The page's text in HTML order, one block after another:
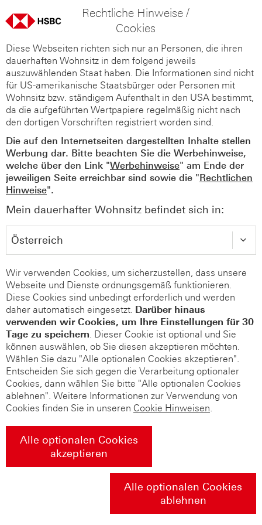
Rechtliche Hinweise /
Cookies
Diese Webseiten richten sich nur an Personen, die ihren
dauerhaften Wohnsitz in dem folgend jeweils
auszuwählenden Staat haben. Die Informationen sind nicht
für US-amerikanische Staatsbürger oder Personen mit
Wohnsitz bzw. ständigem Aufenthalt in den USA bestimmt,
da die aufgeführten Wertpapiere regelmäßig nicht nach
den dortigen Vorschriften registriert worden sind.
Die auf den Internetseiten dargestellten Inhalte stellen
Werbung dar. Bitte beachten Sie die Werbehinweise,
welche über den Link "Werbehinweise" am Ende der
jeweiligen Seite erreichbar sind sowie die "Rechtlichen
Hinweise".
Mein dauerhafter Wohnsitz befindet sich in:
Wir verwenden Cookies, um sicherzustellen, dass unsere
Webseite und Dienste ordnungsgemäß funktionieren.
Diese Cookies sind unbedingt erforderlich und werden
daher automatisch eingesetzt. Darüber hinaus
verwenden wir Cookies, um Ihre Einstellungen für 30
Tage zu speichern. Dieser Cookie ist optional und Sie
können auswählen, ob Sie diesen akzeptieren möchten.
Wählen Sie dazu "Alle optionalen Cookies akzeptieren".
Entscheiden Sie sich gegen die Verarbeitung optionaler
Cookies, dann wählen Sie bitte "Alle optionalen Cookies
ablehnen". Weitere Informationen zur Verwendung von
Cookies finden Sie in unseren Cookie Hinweisen.
Alle optionalen Cookies
akzeptieren
Alle optionalen Cookies
ablehnen